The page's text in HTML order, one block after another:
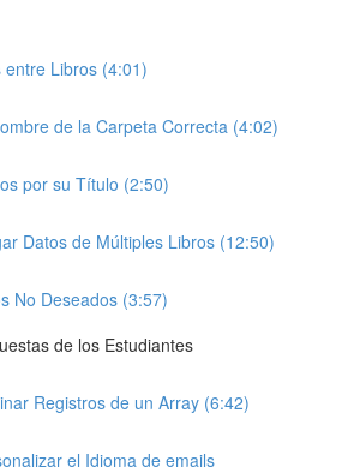
entre Libros (4:01)
de la Carpeta Correcta (4:02)
por su Título (2:50)
Datos de Múltiples Libros (12:50)
No Deseados (3:57)
de los Estudiantes
Registros de un Array (6:42)
el Idioma de emails